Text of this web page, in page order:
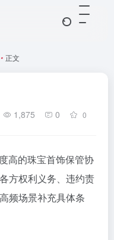
• 正文
1,875 0 0
高的珠宝首饰保管协
方权利义务、 违约责
频场景补充具体条